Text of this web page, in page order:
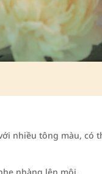
nhiều tông màu,
nhàng lên môi.